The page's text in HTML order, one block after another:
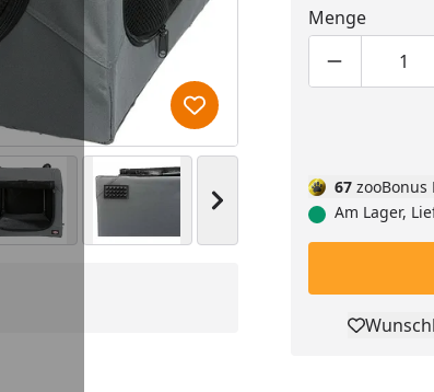
Nächstes Bild anzeigen
Produkt zur Wunschliste
Menge
67 zooBonus
Am Lager,